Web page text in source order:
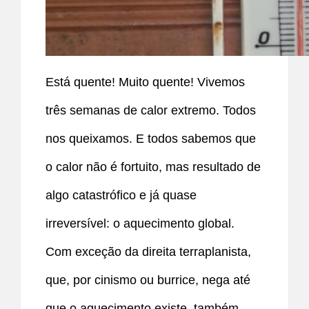
Está quente! Muito quente! Vivemos
três semanas de calor extremo. Todos
nos queixamos. E todos sabemos que
o calor não é fortuito, mas resultado de
algo catastrófico e já quase
irreversível: o aquecimento global.
Com exceção da direita terraplanista,
que, por cinismo ou burrice, nega até